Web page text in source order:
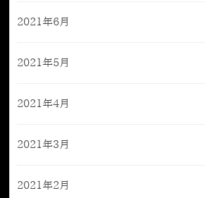
2021年6月
2021年5月
2021年4月
2021年3月
2021年2月